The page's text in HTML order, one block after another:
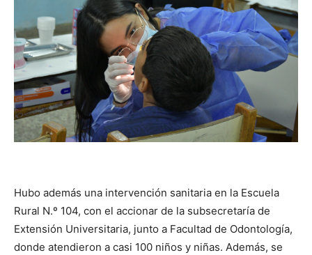
Hubo además una intervención sanitaria en la Escuela
Rural N.º 104, con el accionar de la subsecretaría de
Extensión Universitaria, junto a Facultad de Odontología,
donde atendieron a casi 100 niños y niñas. Además, se